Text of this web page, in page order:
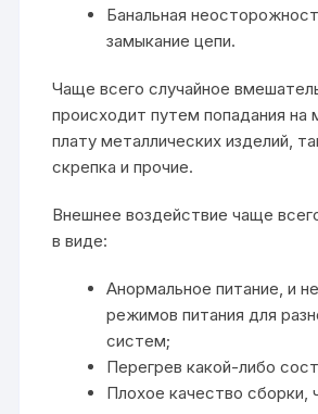
Банальная
замыкание цепи.
Чаще всего случайное
происходит путем попадания на
плату металлических изделий,
скрепка и прочие.
Внешнее воздействие чаще
в виде:
Анормальное питание, и
режимов питания для
систем;
Перегрев какой-либо
Плохое качество сборки,